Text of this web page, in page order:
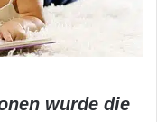
wurde die